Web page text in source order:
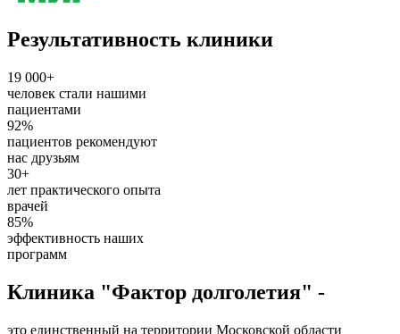
Результативность клиники
19 000+
человек стали нашими
пациентами
92%
пациентов рекомендуют
нас друзьям
30+
лет практического опыта
врачей
85%
эффективность наших
программ
Клиника "Фактор долголетия" -
это единственный на территории Московской области